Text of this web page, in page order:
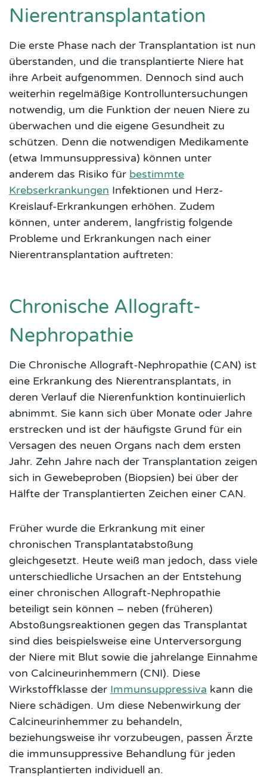
Nierentransplantation
Die erste Phase nach der Transplantation ist nun
überstanden, und die transplantierte Niere hat
ihre Arbeit aufgenommen. Dennoch sind auch
weiterhin regelmäßige Kontrolluntersuchungen
notwendig, um die Funktion der neuen Niere zu
überwachen und die eigene Gesundheit zu
schützen. Denn die notwendigen Medikamente
(etwa Immunsuppressiva) können unter
anderem das Risiko für bestimmte
Krebserkrankungen Infektionen und Herz-
Kreislauf-Erkrankungen erhöhen. Zudem
können, unter anderem, langfristig folgende
Probleme und Erkrankungen nach einer
Nierentransplantation auftreten:
Chronische Allograft-
Nephropathie
Die Chronische Allograft-Nephropathie (CAN) ist
eine Erkrankung des Nierentransplantats, in
deren Verlauf die Nierenfunktion kontinuierlich
abnimmt. Sie kann sich über Monate oder Jahre
erstrecken und ist der häufigste Grund für ein
Versagen des neuen Organs nach dem ersten
Jahr. Zehn Jahre nach der Transplantation zeigen
sich in Gewebeproben (Biopsien) bei über der
Hälfte der Transplantierten Zeichen einer CAN.
Früher wurde die Erkrankung mit einer
chronischen Transplantatabstoßung
gleichgesetzt. Heute weiß man jedoch, dass viele
unterschiedliche Ursachen an der Entstehung
einer chronischen Allograft-Nephropathie
beteiligt sein können – neben (früheren)
Abstoßungsreaktionen gegen das Transplantat
sind dies beispielsweise eine Unterversorgung
der Niere mit Blut sowie die jahrelange Einnahme
von Calcineurinhemmern (CNI). Diese
Wirkstoffklasse der Immunsuppressiva kann die
Niere schädigen. Um diese Nebenwirkung der
Calcineurinhemmer zu behandeln,
beziehungsweise ihr vorzubeugen, passen Ärzte
die immunsuppressive Behandlung für jeden
Transplantierten individuell an.